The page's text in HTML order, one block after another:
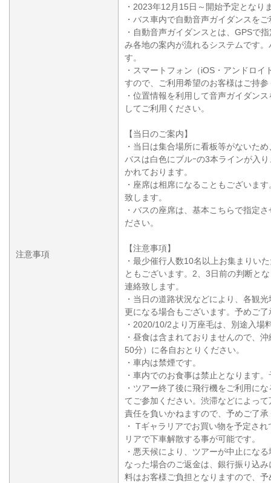
注意事項
・2023年12月15日～開始予定となり
・バス車内で自動音声ガイダンスを
・自動音声ガイダンスとは、GPSで
み各地の案内が流れるシステムです
す。
・スマートフォン（iOS・アンドロ
すので、ご利用希望のお客様はご持参
・位置情報を利用して音声ガイダン
してご利用ください。
【当日のご案内】
・当日は集合場所に看板等がないた
バスは白色にブルｰの3本ラインが入
かれております。
・座席は相席になることもございま
致します。
・バスの座席は、基本こちらで指定
ださい。
【注意事項】
・最少催行人数10名以上お集まりい
ともございます。2、3日前の判断と
連絡致します。
・当日の道路状況などにより、各観
更になる場合もございます。予めご
・2020/10/2より万座毛は、別途入場
・昼食は含まれておりませんので、
50分）に各自おとりください。
・車内は禁煙です。
・車内でのお食事は禁止となります
・ツアー終了後に飛行機をご利用に
てご参加ください。渋滞などによっ
責任を負いかねますので、予めご了承
・ Tギャラリアでお買い物を予定さ
リアで下車解散する事が可能です。
・悪天候により、ツアーが中止にな
なった場合のご返金は、銀行振り込
料はお客様ご負担となりますので、